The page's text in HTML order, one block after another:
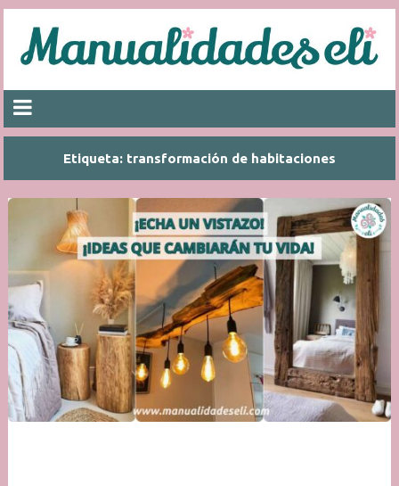
Etiqueta: transformación de habitaciones